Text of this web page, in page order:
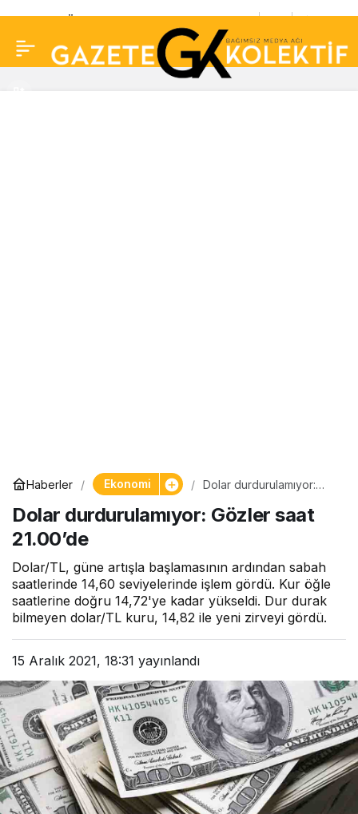
Haberler Ekonomi
Dolar durdurulamıyor:
Dolar durdurulamıyor: Gözler saat
21.00’de
Dolar/TL, güne artışla başlamasının ardından sabah
saatlerinde 14,60 seviyelerinde işlem gördü. Kur öğle
saatlerine doğru 14,72'ye kadar yükseldi. Dur durak
bilmeyen dolar/TL kuru, 14,82 ile yeni zirveyi gördü.
15 Aralık 2021, 18:31 yayınlandı
Demirtaş’tan asgari